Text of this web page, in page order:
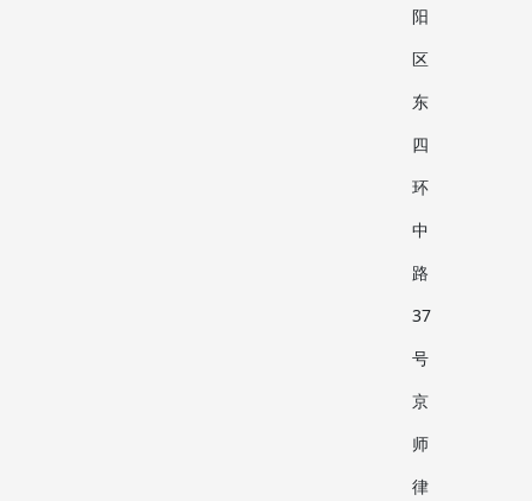
阳
区
东
四
环
中
路
37
号
京
师
律